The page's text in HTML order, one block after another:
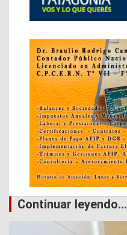
Continuar leyendo...